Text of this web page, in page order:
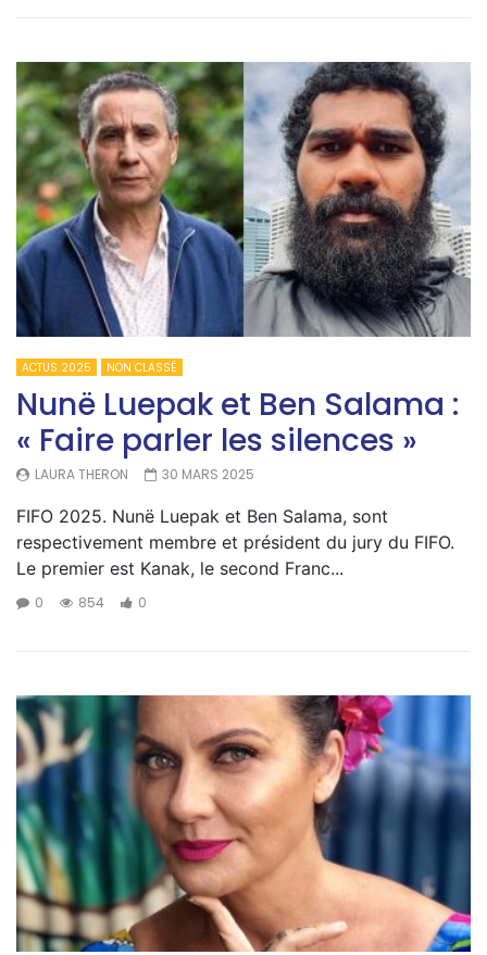
ACTUS 2025 NON CLASSÉ
Nunë Luepak et Ben Salama :
« Faire parler les silences »
LAURA THERON 30 MARS 2025
FIFO 2025. Nunë Luepak et Ben Salama, sont
respectivement membre et président du jury du FIFO.
Le premier est Kanak, le second Franc...
0 854 0